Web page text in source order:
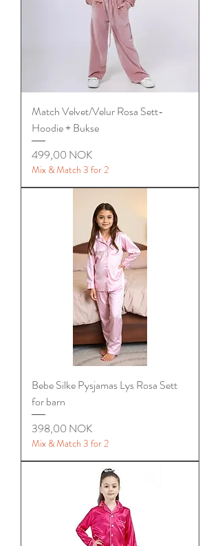
Match Velvet/Velur Rosa Sett-
Hoodie + Bukse
Цена
499,00 NOK
Mix & Match 3 for 2
Bebe Silke Pysjamas Lys Rosa Sett
for barn
Цена
398,00 NOK
Mix & Match 3 for 2